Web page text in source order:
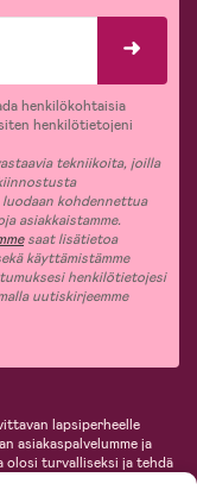
henkilökohtaisia
henkilötietojeni
tekniikoita, joilla
kohdennettua
asiakkaistamme.
saat lisätietoa
käyttämistämme
henkilötietojesi
uutiskirjeemme
lapsiperheelle
asiakaspalvelumme ja
olosi turvalliseksi ja tehdä